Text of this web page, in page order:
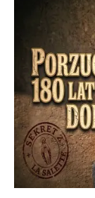
Niezwykłe
W 1938 roku,
Palestynie było